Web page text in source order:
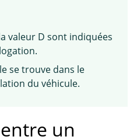
valeur D sont indiquées
se trouve dans le
du véhicule.
un